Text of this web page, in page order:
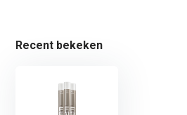
Recent bekeken